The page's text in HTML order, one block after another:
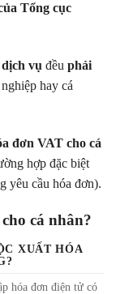
Tổng cục
vụ đềuphải
hay cá
đơn VAT cho cá
hợp đặc biệt
yêu cầu hóa đơn).
cá nhân?
XUẤT HÓA
hóa đơn điện tử có